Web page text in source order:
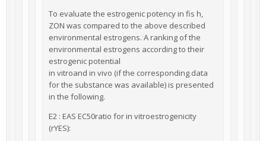
To evaluate the estrogenic potency in fis h,
ZON was compared to the above described
environmental estrogens. A ranking of the
environmental estrogens according to their
estrogenic potential
in vitroand in vivo (if the corresponding data
for the substance was available) is presented
in the following.
E2 : EAS EC50ratio for in vitroestrogenicity
(rYES):